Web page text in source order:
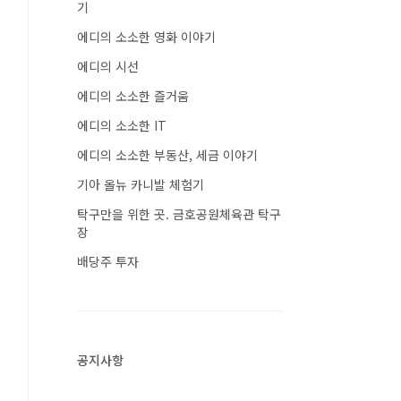
기
에디의 소소한 영화 이야기
에디의 시선
에디의 소소한 즐거움
에디의 소소한 IT
에디의 소소한 부동산, 세금 이야기
기아 올뉴 카니발 체험기
탁구만을 위한 곳. 금호공원체육관 탁구
장
배당주 투자
공지사항